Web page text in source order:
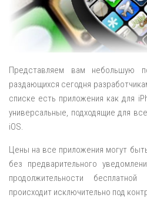
Представляем вам небольшую
раздающихся сегодня
списке есть приложения как для
универсальные, подходящие для
iOS.
Цены на все приложения могут
без предварительного
продолжительности
происходит исключительно под